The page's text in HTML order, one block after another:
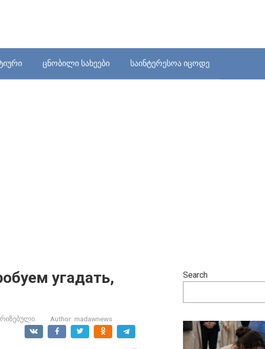
ცნობილი სახეები საინტერესოა იცოდე
угадать,
Author: madawnews
Search